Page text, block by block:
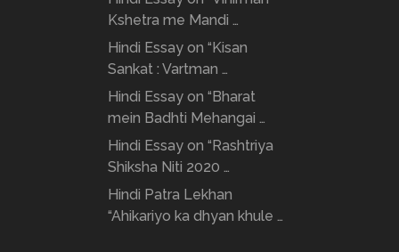
Kshetra me Mandi …
Hindi Essay on “Kisan
Sankat : Vartman …
Hindi Essay on “Bharat
mein Badhti Mehangai …
Hindi Essay on “Rashtriya
Shiksha Niti 2020 …
Hindi Patra Lekhan
“Ahikariyo ka dhyan khule …